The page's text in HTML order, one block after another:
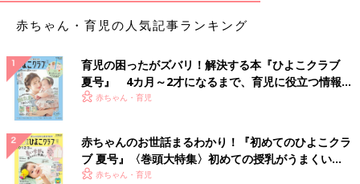
赤ちゃん・育児の人気記事ランキング
育児の困ったがズバリ！解決する本『ひよこクラブ
夏号』 4カ月～2才になるまで、育児に役立つ情報が
いっぱい！
赤ちゃん・育児
赤ちゃんのお世話まるわかり！『初めてのひよこクラ
ブ 夏号』〈巻頭大特集〉初めての授乳がうまくい
く！ おっぱい・ミルクの基本と夏のトラブル 解決テ
赤ちゃん・育児